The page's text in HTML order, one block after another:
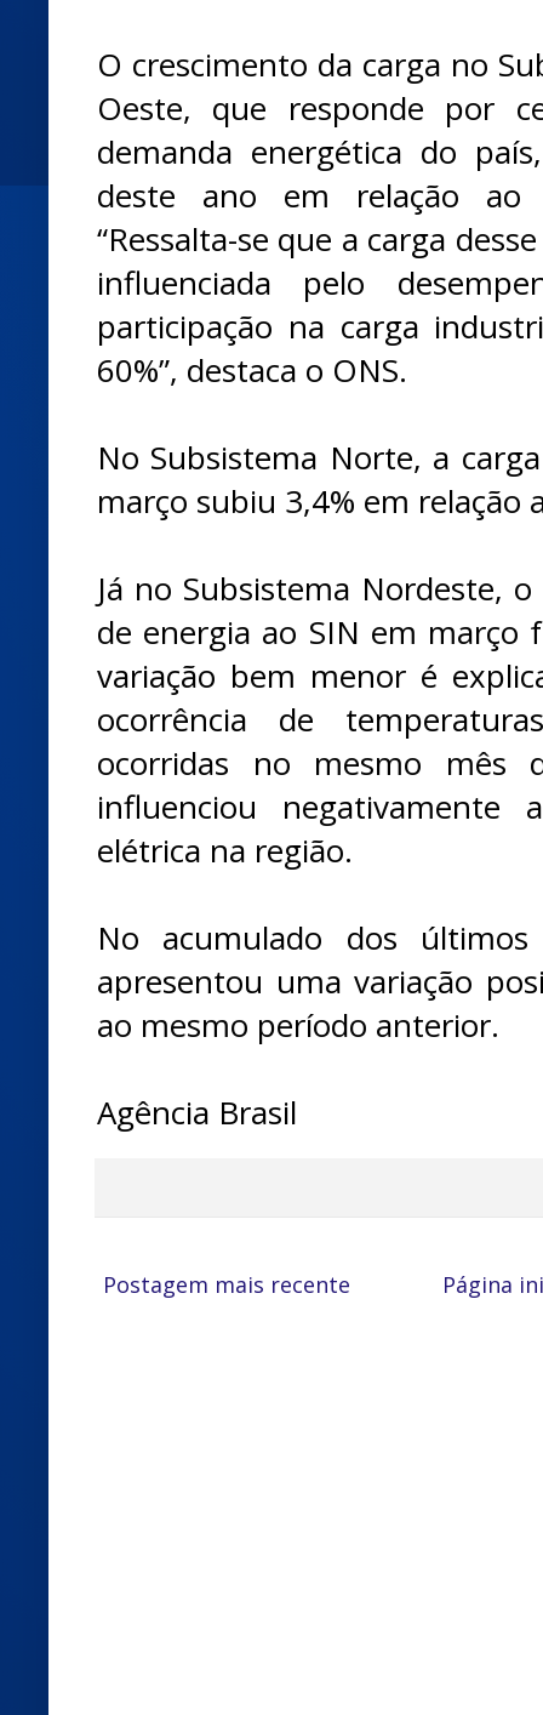
O crescimento da carga no
Oeste, que responde por
demanda energética do
deste ano em relação
“Ressalta-se que a carga
influenciada pelo
participação na carga
60%”, destaca o ONS.
No Subsistema Norte, a
março subiu 3,4% em relação
Já no Subsistema Nordeste,
de energia ao SIN em março
variação bem menor é
ocorrência de
ocorridas no mesmo
influenciou negativamente
elétrica na região.
No acumulado dos
apresentou uma variação
ao mesmo período anterior.
Agência Brasil
Postagem mais recente Página